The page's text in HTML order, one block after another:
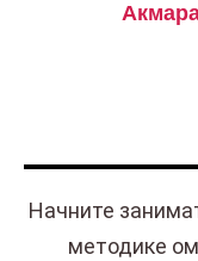
Начните
методике